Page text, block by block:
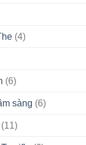
(4)
(6)
sàng (6)
(11)